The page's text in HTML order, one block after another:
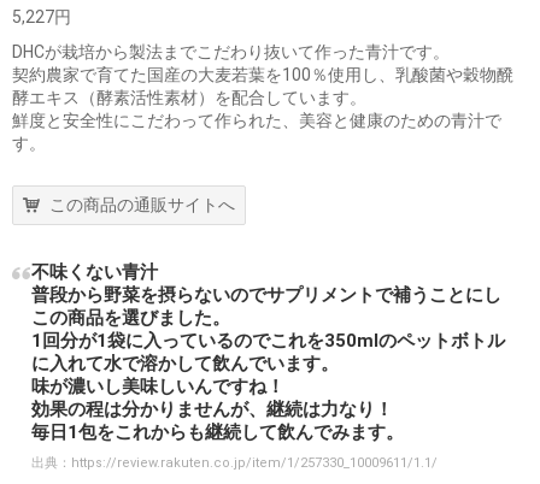
5,227円
DHCが栽培から製法までこだわり抜いて作った青汁です。
契約農家で育てた国産の大麦若葉を100％使用し、乳酸菌や穀物醗
酵エキス（酵素活性素材）を配合しています。
鮮度と安全性にこだわって作られた、美容と健康のための青汁で
す。
この商品の通販サイトへ
不味くない青汁
普段から野菜を摂らないのでサプリメントで補うことにし
この商品を選びました。
1回分が1袋に入っているのでこれを350mlのペットボトル
に入れて水で溶かして飲んでいます。
味が濃いし美味しいんですね！
効果の程は分かりませんが、継続は力なり！
毎日1包をこれからも継続して飲んでみます。
出典： https://review.rakuten.co.jp/item/1/257330_10009611/1.1/